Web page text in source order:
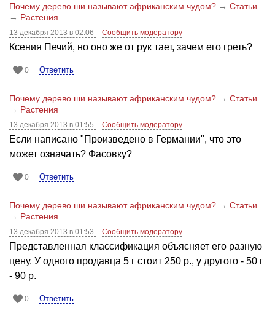
Почему дерево ши называют африканским чудом? → Статьи
→ Растения
13 декабря 2013 в 02:06 Сообщить модератору
Ксения Печий, но оно же от рук тает, зачем его греть?
0 Ответить
Почему дерево ши называют африканским чудом? → Статьи
→ Растения
13 декабря 2013 в 01:55 Сообщить модератору
Если написано "Произведено в Германии", что это
может означать? Фасовку?
0 Ответить
Почему дерево ши называют африканским чудом? → Статьи
→ Растения
13 декабря 2013 в 01:53 Сообщить модератору
Представленная классификация объясняет его разную
цену. У одного продавца 5 г стоит 250 р., у другого - 50 г
- 90 р.
0 Ответить